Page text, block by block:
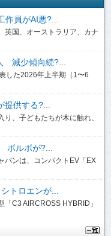
員がAI悪?...
英国、オーストラリア、カナ
減少傾向続?...
した2026年上半期（1〜6
供する?...
、子どもたちが木に触れ、
ボルボが?...
パンは、コンパクトEV「EX
トロエンが...
C3 AIRCROSS HYBRID」